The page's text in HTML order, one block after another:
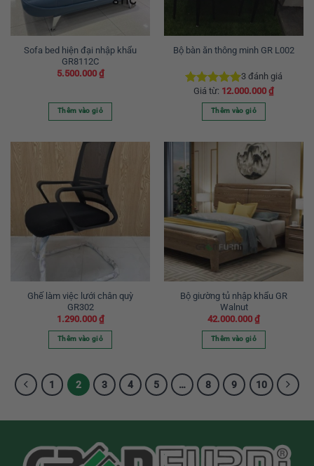
chọn
thể
được
chọn
trên
sản
phẩm
Sofa bed hiện đại nhập khẩu
GR8112C
5.500.000 ₫
Thêm vào giỏ
Bộ bàn ăn thông minh GR L002
Được xếp
hạng5.00
3 đánh giá
Giá từ: 12.000.000 ₫
Thêm vào giỏ
phẩm
này
có
nhiều
thể.
Các
tùy
chọn
có
thể
được
chọn
trên
trang
sản
Ghế làm việc lưới chân quỳ
GR302
1.290.000 ₫
Thêm vào giỏ
Bộ giường tủ nhập khẩu GR
Walnut
42.000.000 ₫
Thêm vào giỏ
1 2 3 4 5 … 8 9 10